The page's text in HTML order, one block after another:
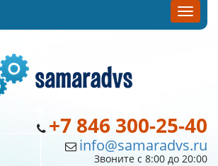
+7 846 300-25-40
info@samaradvs.ru
Звоните с 8:00 до 20:00